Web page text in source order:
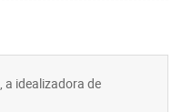
, a idealizadora de